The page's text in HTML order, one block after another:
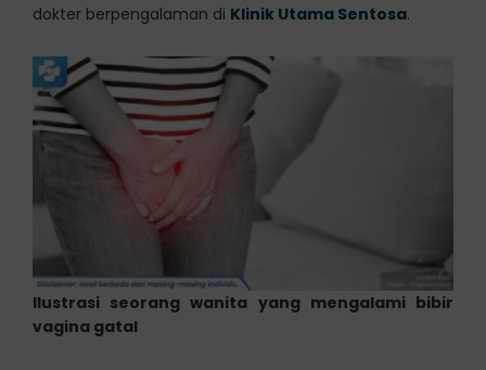
dokter berpengalaman di Klinik Utama Sentosa.
Ilustrasi seorang wanita yang mengalami bibir
vagina gatal